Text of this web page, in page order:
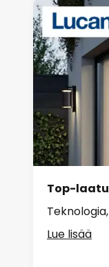
Top-
Lue lisää